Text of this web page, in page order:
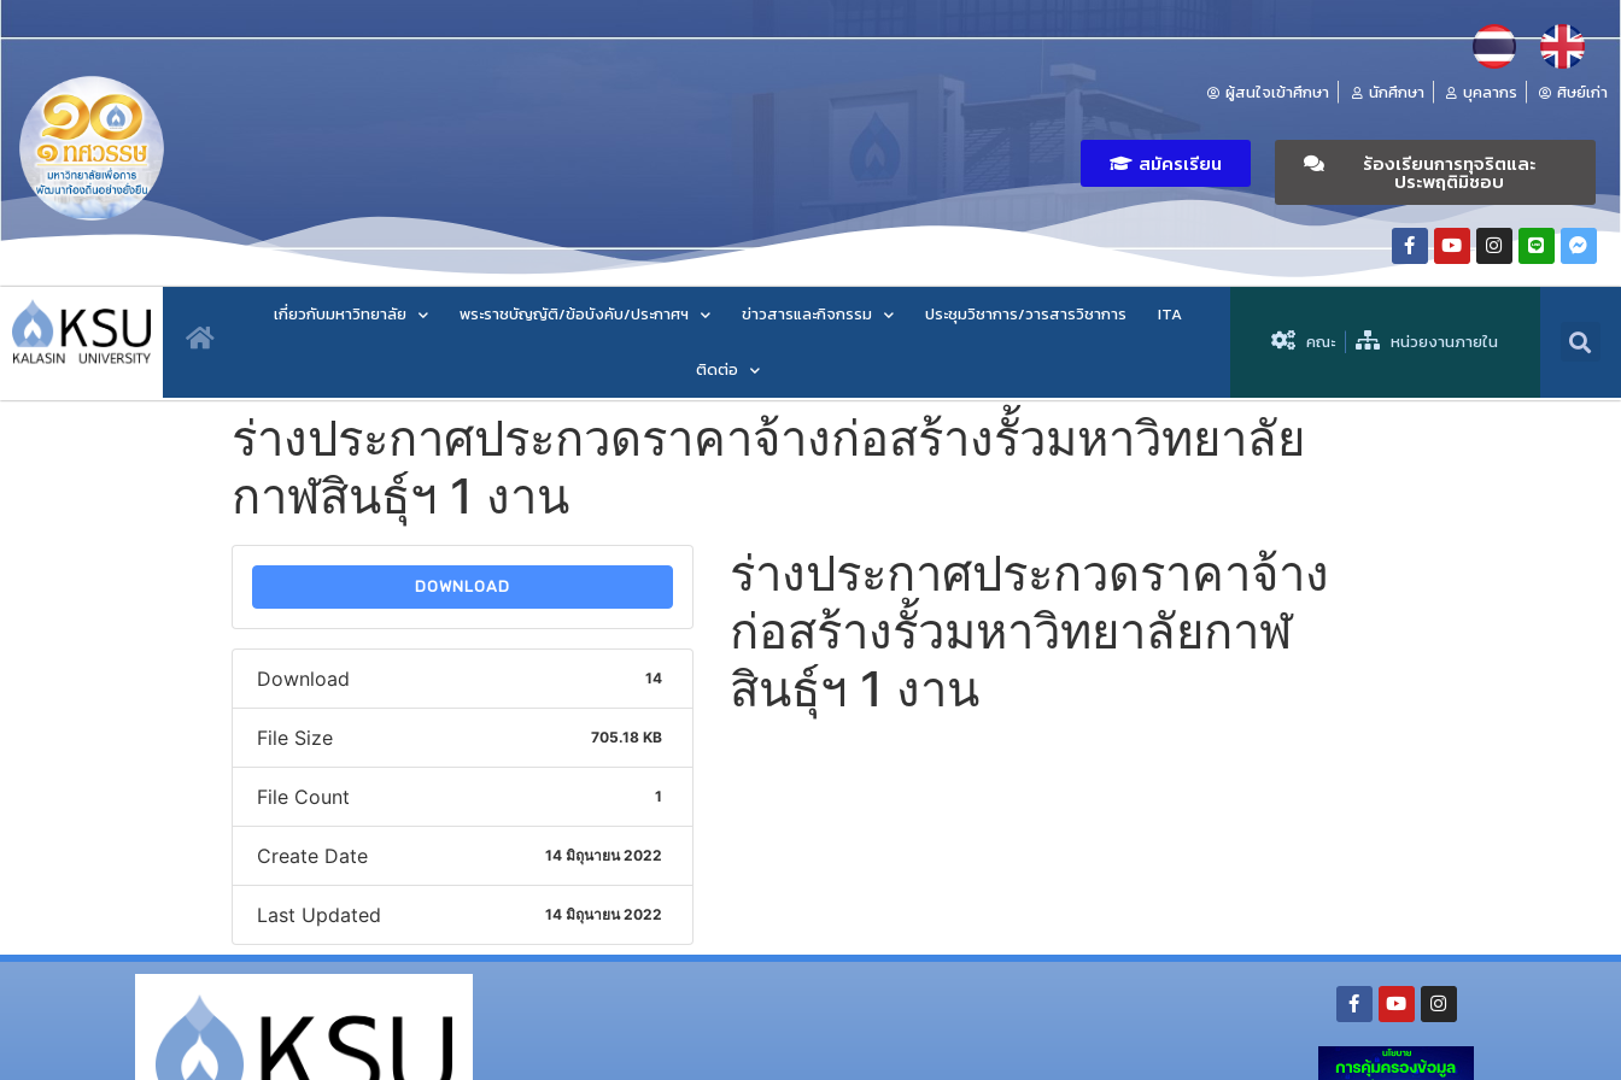
ผู้สนใจเข้าศึกษา นักศึกษา บุคลากร ศิษย์เก่า
สมัครเรียน ร้องเรียนการทุจริตและ
ประพฤติมิชอบ
เกี่ยวกับมหาวิทยาลัย พระราชบัญญัติ/ข้อบังคับ/ประกาศฯ ข่าวสารและกิจกรรม ประชุมวิชาการ/วารสารวิชาการ ITA
ติดต่อ
คณะ หน่วยงานภายใน
ร่างประกาศประกวดราคาจ้างก่อสร้างรั้วมหาวิทยาลัย
กาฬสินธุ์ฯ 1 งาน
DOWNLOAD
Download 14
File Size 705.18 KB
File Count 1
Create Date 14 มิถุนายน 2022
Last Updated 14 มิถุนายน 2022
ร่างประกาศประกวดราคาจ้าง
ก่อสร้างรั้วมหาวิทยาลัยกาฬ
สินธุ์ฯ 1 งาน